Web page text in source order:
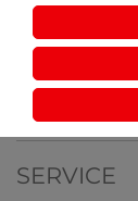
Aus der Natur
SERVICE